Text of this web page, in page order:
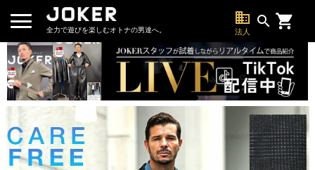
全力で遊びを楽しむオトナの男達へ。
business
法人
search